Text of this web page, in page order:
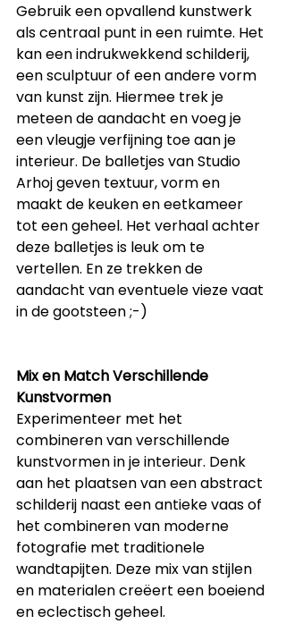
Gebruik een opvallend kunstwerk
als centraal punt in een ruimte. Het
kan een indrukwekkend schilderij,
een sculptuur of een andere vorm
van kunst zijn. Hiermee trek je
meteen de aandacht en voeg je
een vleugje verfijning toe aan je
interieur. De balletjes van Studio
Arhoj geven textuur, vorm en
maakt de keuken en eetkameer
tot een geheel. Het verhaal achter
deze balletjes is leuk om te
vertellen. En ze trekken de
aandacht van eventuele vieze vaat
in de gootsteen ;-)
Mix en Match Verschillende
Kunstvormen
Experimenteer met het
combineren van verschillende
kunstvormen in je interieur. Denk
aan het plaatsen van een abstract
schilderij naast een antieke vaas of
het combineren van moderne
fotografie met traditionele
wandtapijten. Deze mix van stijlen
en materialen creëert een boeiend
en eclectisch geheel.